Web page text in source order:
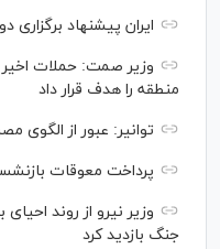
ایران پیشنهاد برگزاری
وزیر صمت: حملات اخیر
منطقه را هدف قرار داد
توانیر: عبور از
پرداخت معوقات
وزیر نیرو از روند
جنگ بازدید کرد